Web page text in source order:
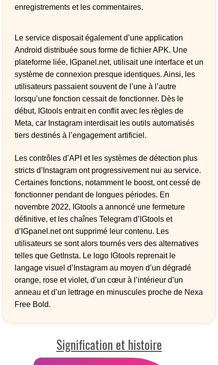
enregistrements et les commentaires.
Le service disposait également d’une application
Android distribuée sous forme de fichier APK. Une
plateforme liée, IGpanel.net, utilisait une interface et un
système de connexion presque identiques. Ainsi, les
utilisateurs passaient souvent de l’une à l’autre
lorsqu’une fonction cessait de fonctionner. Dès le
début, IGtools entrait en conflit avec les règles de
Meta, car Instagram interdisait les outils automatisés
tiers destinés à l’engagement artificiel.
Les contrôles d’API et les systèmes de détection plus
stricts d’Instagram ont progressivement nui au service.
Certaines fonctions, notamment le boost, ont cessé de
fonctionner pendant de longues périodes. En
novembre 2022, IGtools a annoncé une fermeture
définitive, et les chaînes Telegram d’IGtools et
d’IGpanel.net ont supprimé leur contenu. Les
utilisateurs se sont alors tournés vers des alternatives
telles que GetInsta. Le logo IGtools reprenait le
langage visuel d’Instagram au moyen d’un dégradé
orange, rose et violet, d’un cœur à l’intérieur d’un
anneau et d’un lettrage en minuscules proche de Nexa
Free Bold.
Signification et histoire